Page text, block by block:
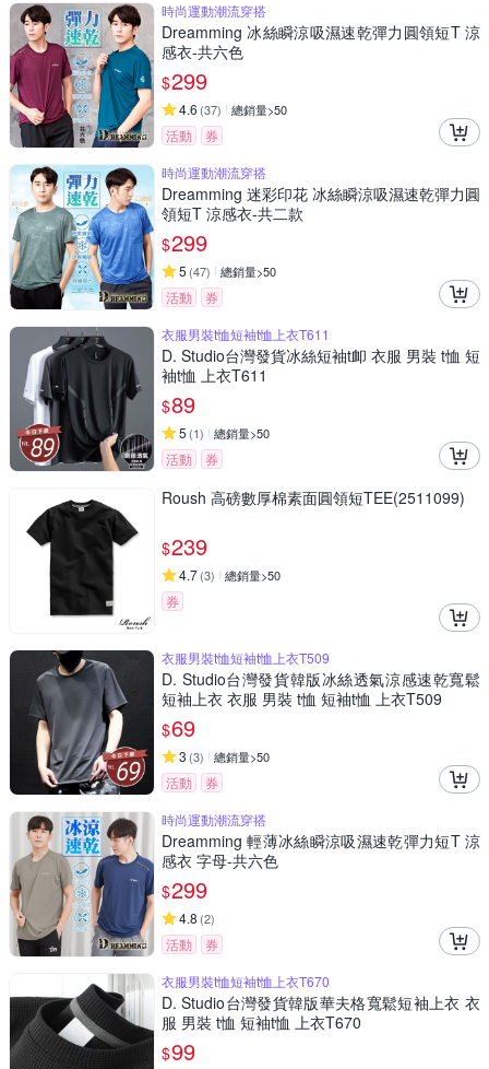
時尚運動潮流穿搭
Dreamming 冰絲瞬涼吸濕速乾彈力圓領短T 涼
感衣-共六色
$299
4.6 (37) 總銷量>50
活動
券
時尚運動潮流穿搭
Dreamming 迷彩印花 冰絲瞬涼吸濕速乾彈力圓
領短T 涼感衣-共二款
$299
5 (47) 總銷量>50
活動
券
衣服男裝t恤短袖t恤上衣T611
D. Studio台灣發貨冰絲短袖t卹 衣服 男裝 t恤 短
袖t恤 上衣T611
$89
5 (1) 總銷量>50
活動 券
Roush 高磅數厚棉素面圓領短TEE(2511099)
$239
4.7(3) 總銷量>50
券
衣服男裝t恤短袖t恤上衣T509
D. Studio台灣發貨韓版冰絲透氣涼感速乾寬鬆
短袖上衣 衣服 男裝 t恤 短袖t恤 上衣T509
$69
3 (3) 總銷量>50
活動
券
時尚運動潮流穿搭
Dreamming 輕薄冰絲瞬涼吸濕速乾彈力短T 涼
感衣 字母-共六色
$299
4.8 (2)
活動
券
衣服男裝t恤短袖t恤上衣T670
D. Studio台灣發貨韓版華夫格寬鬆短袖上衣 衣
服 男裝 t恤 短袖t恤 上衣T670
$99